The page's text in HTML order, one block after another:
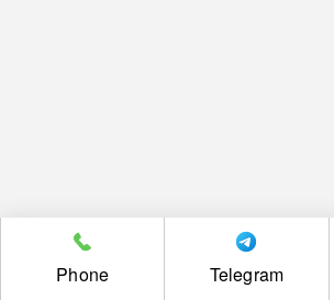
Phone Telegram